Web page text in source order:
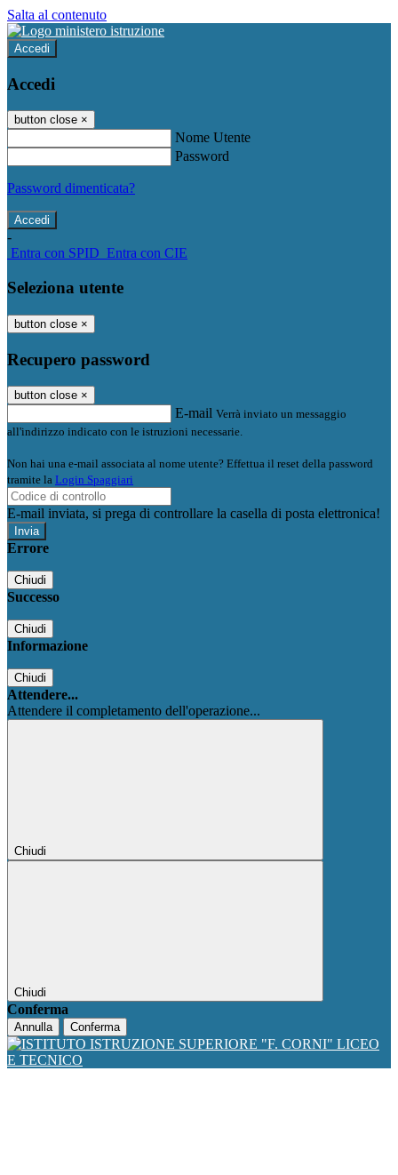
Salta al contenuto
Accedi
Accedi
button close ×
Nome Utente
Password
Password dimenticata?
-
Entra con SPID Entra con CIE
Seleziona utente
button close ×
Recupero password
button close ×
E-mail Verrà inviato un messaggio
all'indirizzo indicato con le istruzioni necessarie.
Non hai una e-mail associata al nome utente? Effettua il reset della password
tramite la Login Spaggiari
E-mail inviata, si prega di controllare la casella di posta elettronica!
Errore
Chiudi
Successo
Chiudi
Informazione
Chiudi
Attendere...
Attendere il completamento dell'operazione...
Chiudi
Chiudi
Conferma
Annulla Conferma